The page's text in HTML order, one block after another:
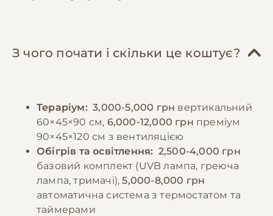
правильне освітлення, включаючи УФ-
обладнаний численними гілками різного
прибирання тераріуму та дезінфекцію всіх
поверхонь. Важливо спостерігати за
поведінкою та станом шкіри хамелеона,
звертаючи увагу на процес линьки.
🎁 −10% на зоотовари
За промокодом E-PET
забезпечити комахам правильний раціон
прийом їжі дають 5-7 комах. Необхідно
постійно забезпечувати доступ до чистої
води, яку хамелеони п'ють у вигляді
крапель. Для цього використовують
спеціальні системи крапельного поливу
або регулярно розпилюють воду на листя
рослин.
З чого почати і скільки це коштує?
Тераріум: 3,000-5,000 грн вертикальний
60×45×90 см, 6,000-12,000 грн преміум
90×45×120 см з вентиляцією
Обігрів та освітлення: 2,500-4,000 грн
базовий комплект (UVB лампа, греюча
лампа, тримачі),5,000-8,000 грн
автоматична система з термостатом та
таймерами